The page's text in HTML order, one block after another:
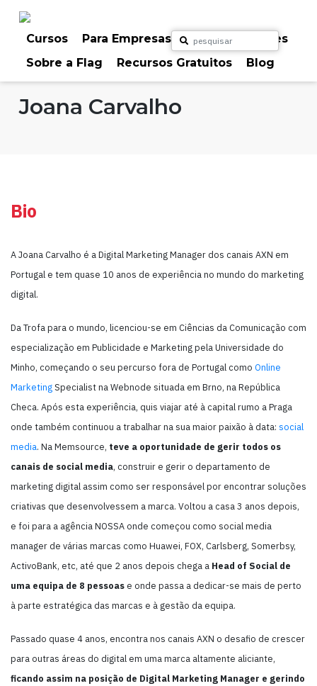
Cursos Para Empresas
Para Particulares
Sobre a Flag
Recursos Gratuitos Blog
Home Formadores
Joana Carvalho
Bio
A Joana Carvalho é a Digital Marketing Manager dos canais AXN em
Portugal e tem quase 10 anos de experiência no mundo do marketing
digital.
Da Trofa para o mundo, licenciou-se em Ciências da Comunicação com
especialização em Publicidade e Marketing pela Universidade do
Minho, começando o seu percurso fora de Portugal como Online
MarketingSpecialist na Webnode situada em Brno, na República
Checa. Após esta experiência, quis viajar até à capital rumo a Praga
onde também continuou a trabalhar na sua maior paixão à data: social
media. Na Memsource, teve a oportunidade de gerir todos os
canais de social media, construir e gerir o departamento de
marketing digital assim como ser responsável por encontrar soluções
criativas que desenvolvessem a marca. Voltou a casa 3 anos depois,
e foi para a agência NOSSA onde começou como social media
manager de várias marcas como Huawei, FOX, Carlsberg, Somerbsy,
ActivoBank, etc, até que 2 anos depois chega a Head of Social de
uma equipa de 8 pessoas e onde passa a dedicar-se mais de perto
à parte estratégica das marcas e à gestão da equipa.
Passado quase 4 anos, encontra nos canais AXN o desafio de crescer
para outras áreas do digital em uma marca altamente aliciante,
ficando assim na posição de Digital Marketing Manager e gerindo